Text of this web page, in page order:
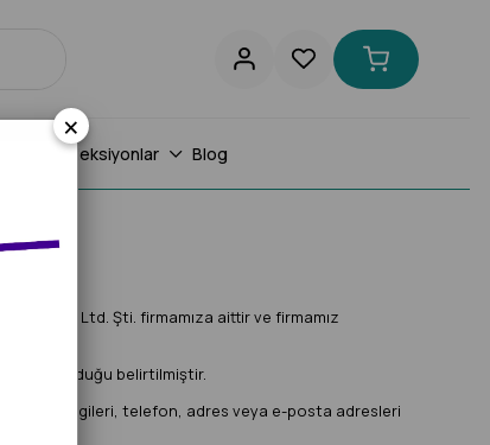
Koleksiyonlar Blog
ve Tic. Ltd. Şti. firmamıza aittir ve firmamız
korunduğu belirtilmiştir.
firma bilgileri, telefon, adres veya e-posta adresleri
×